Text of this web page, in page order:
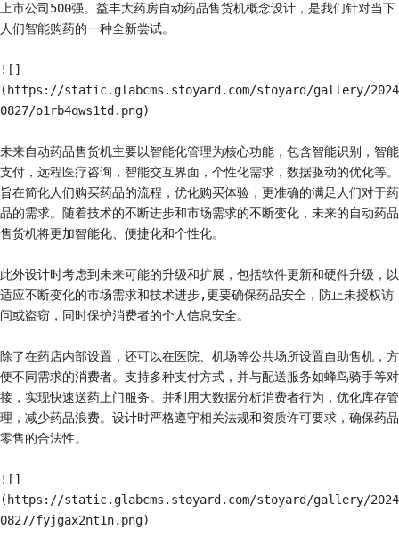
上市公司500强。益丰大药房自动药品售货机概念设计，是我们针对当下
人们智能购药的一种全新尝试。
![]
(https://static.glabcms.stoyard.com/stoyard/gallery/2024
0827/o1rb4qws1td.png)
未来自动药品售货机主要以智能化管理为核心功能，包含智能识别，智能
支付，远程医疗咨询，智能交互界面，个性化需求，数据驱动的优化等。
旨在简化人们购买药品的流程，优化购买体验，更准确的满足人们对于药
品的需求。随着技术的不断进步和市场需求的不断变化，未来的自动药品
售货机将更加智能化、便捷化和个性化。
此外设计时考虑到未来可能的升级和扩展，包括软件更新和硬件升级，以
适应不断变化的市场需求和技术进步,更要确保药品安全，防止未授权访
问或盗窃，同时保护消费者的个人信息安全。
除了在药店内部设置，还可以在医院、机场等公共场所设置自助售机，方
便不同需求的消费者。支持多种支付方式，并与配送服务如蜂鸟骑手等对
接，实现快速送药上门服务。并利用大数据分析消费者行为，优化库存管
理，减少药品浪费。设计时严格遵守相关法规和资质许可要求，确保药品
零售的合法性。
![]
(https://static.glabcms.stoyard.com/stoyard/gallery/2024
0827/fyjgax2nt1n.png)